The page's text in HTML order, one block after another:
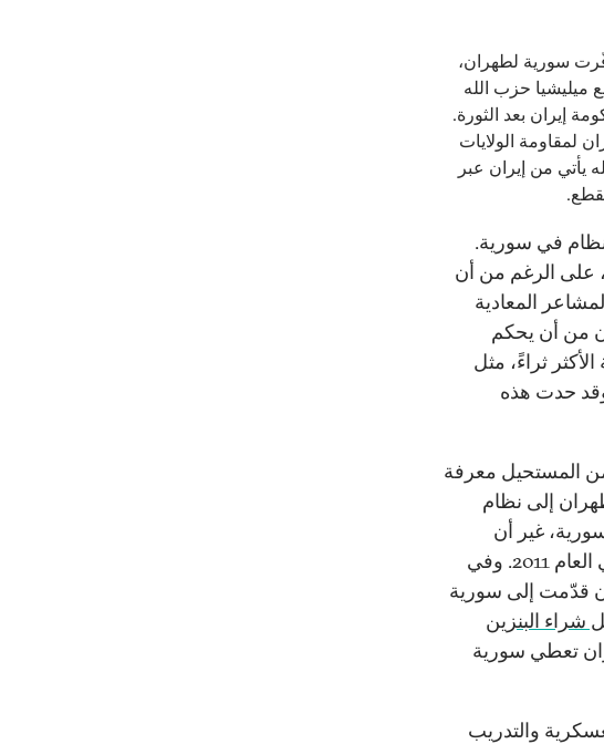
كونها حليف إيران الثابت الوحيد منذ العام 1979، وفّرت سورية لطهران،
ميليشيا حزب الله
إيران بعد الثورة.
لمقاومة الولايات
يأتي من إيران عبر
في سورية.
على الرغم من أن
المعادية
من أن يحكم
ثراءً، مثل
وقد حدت هذه
من المستحيل معرفة
إلى نظام
غير أن
السخاء المالي الإيراني ازداد بشكل كبير منذ بدء القتال في العام 2011. وفي
قدّمت إلى سورية
شراء البنزين
تعطي سورية
والتدريب